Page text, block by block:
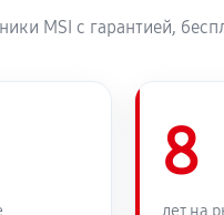
MSI с гарантией,
8
лет на